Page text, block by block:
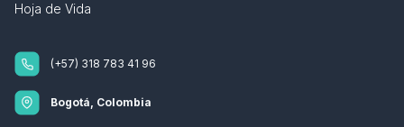
Hoja de Vida
(+57) 318 783 41 96
Bogotá, Colombia